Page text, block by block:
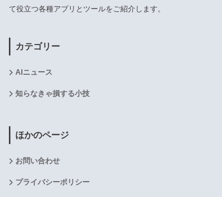
て役立つ各種アプリとツールをご紹介します。
カテゴリー
AIニュース
知らなきゃ損する小技
ほかのページ
お問い合わせ
プライバシーポリシー